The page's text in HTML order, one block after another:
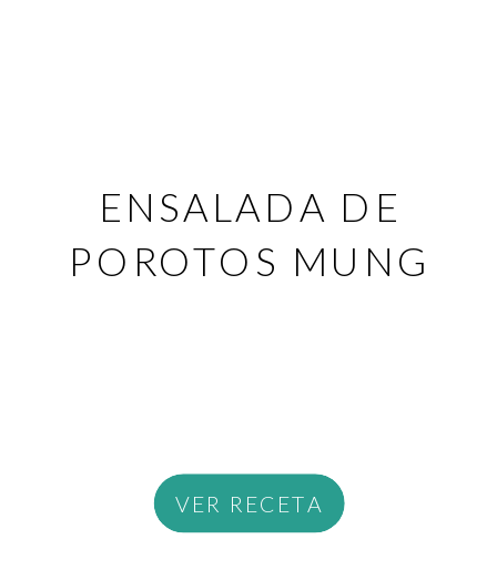
ENSALADA DE
POROTOS MUNG
VER RECETA